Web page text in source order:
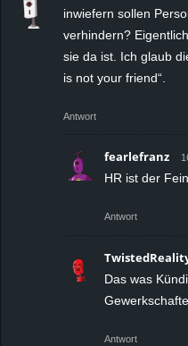
inwiefern sollen
verhindern?
sie da ist. Ich glaub
is not your friend“.
Antwort
fearlefranz
HR ist der
Antwort
Das was
Antwort